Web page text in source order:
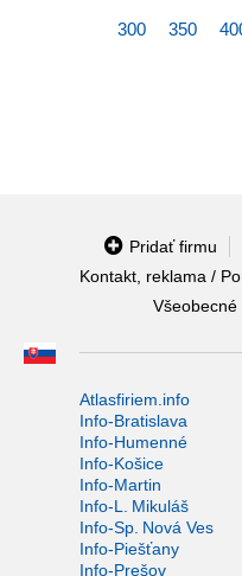
300 350
Pridať firmu
Kontakt, reklama /
Atlasfiriem.info
Info-Bratislava
Info-Humenné
Info-Košice
Info-Martin
Info-L. Mikuláš
Info-Sp. Nová Ves
Info-Piešťany
Info-Prešov